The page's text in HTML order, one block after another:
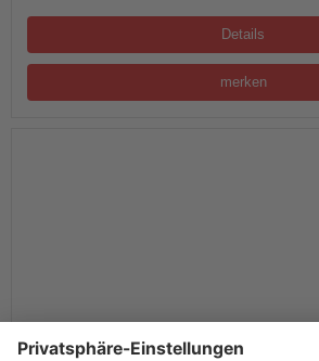
Details
merken